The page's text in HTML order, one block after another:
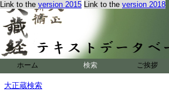
Link to the version 2015 Link to the version 2018
ホーム 検索 ご挨拶
大正蔵検索